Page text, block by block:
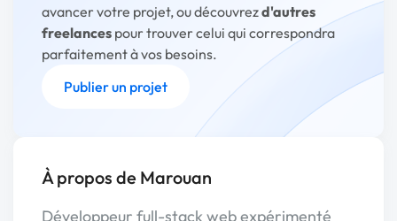
avancer votre projet, ou découvrezd'autres
freelances pour trouver celui qui correspondra
parfaitement à vos besoins.
Publier un projet
À propos de Marouan
Développeur full-stack web expérimenté